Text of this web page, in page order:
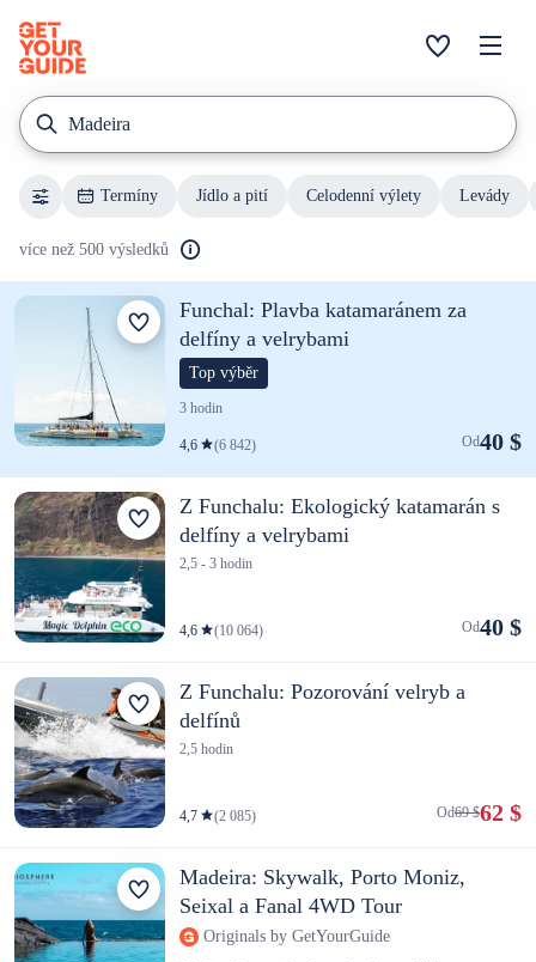
Madeira
Termíny Jídlo a pití Celodenní výlety Levády
více než 500 výsledků
Funchal: Plavba katamaránem za
delfíny a velrybami
Top výběr
3 hodin
4,6 (6 842) Od40 $
Z Funchalu: Ekologický katamarán s
delfíny a velrybami
2,5 - 3 hodin
4,6 (10 064) Od40 $
Z Funchalu: Pozorování velryb a
delfínů
2,5 hodin
4,7 (2 085) Od69 $62 $
Madeira: Skywalk, Porto Moniz,
Seixal a Fanal 4WD Tour
Originals by GetYourGuide